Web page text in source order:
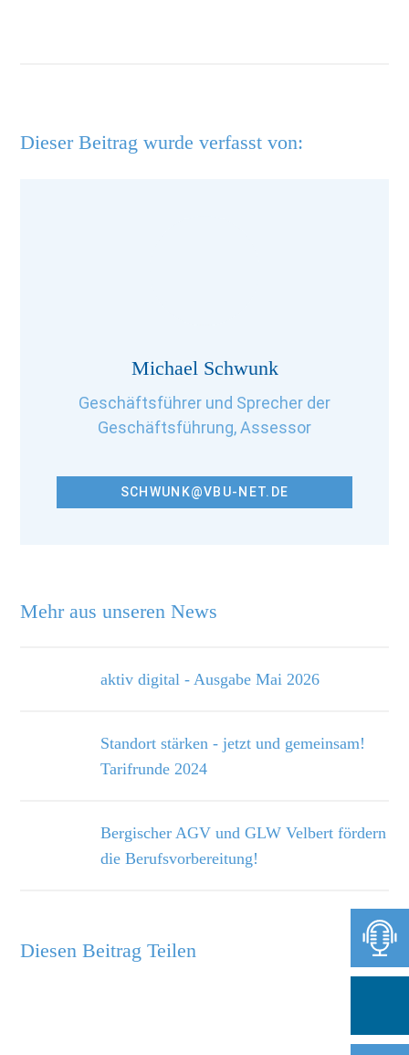
Mehr aus unseren News
aktiv digital - Ausgabe Mai 2026
Standort stärken - jetzt und gemeinsam!
Tarifrunde 2024
Bergischer AGV und GLW Velbert fördern
die Berufsvorbereitung!
Dieser Beitrag wurde verfasst von:
Michael Schwunk
Geschäftsführer und Sprecher der
Geschäftsführung, Assessor
SCHWUNK@VBU-NET.DE
Diesen Beitrag Teilen